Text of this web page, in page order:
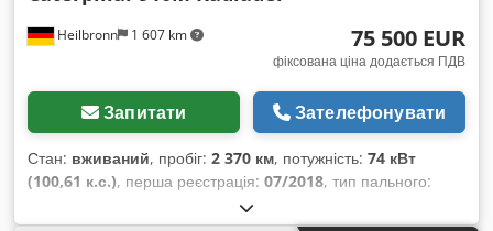
на нашому вебсайті.
Heilbronn 1 607 km 75 500 EUR
фіксована ціна додається ПДВ
Запитати Зателефонувати
Стан: вживаний, пробіг: 2 370 км, потужність: 74 кВт
(100,61 к.с.), перша реєстрація: 07/2018, тип пального:
8 050 кг